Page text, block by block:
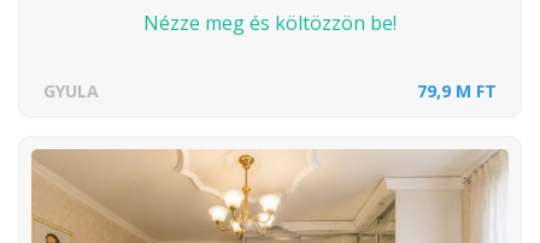
Nézze meg és költözzön be!
GYULA 79,9 M FT